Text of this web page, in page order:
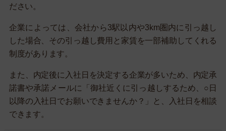
ださい。
企業によっては、会社から3駅以内や3km圏内に引っ越し
した場合、その引っ越し費用と家賃を一部補助してくれる
制度があります。
また、内定後に入社日を決定する企業が多いため、内定承
諾書や承諾メールに「御社近くに引っ越しするため、○日
以降の入社日でお願いできませんか？」と、入社日を相談
できます。